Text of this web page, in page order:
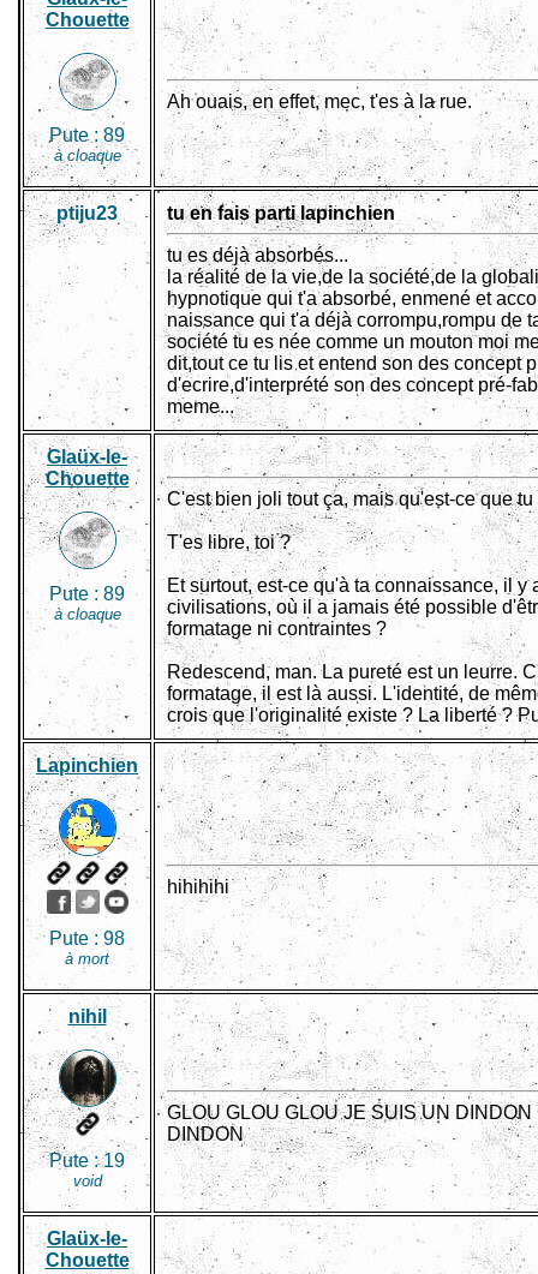
Chouette
Pute :89
à cloaque
Ah ouais, en effet, mec, t'es à la rue.
ptiju23 tu en fais parti lapinchien
tu es déjà absorbés...
la réalité de la vie,de la société,de la
hypnotique qui t'a absorbé, enmené et
naissance qui t'a déjà corrompu,rompu de
société tu es née comme un mouton moi
dit,tout ce tu lis et entend son des concept
d'ecrire,d'interprété son des concept pré-
meme...
Glaüx-le-
Chouette
Pute : 89
à cloaque
C'est bien joli tout ça, mais qu'est-ce que
T'es libre, toi ?
Et surtout, est-ce qu'à ta connaissance, il
civilisations, où il a jamais été possible
formatage ni contraintes ?
Redescend, man. La pureté est un leurre.
formatage, il est là aussi. L'identité, de
crois que l'originalité existe ? La liberté ?
Lapinchien
Pute : 98
à mort
hihihihi
nihil
Pute :19
void
GLOU GLOU GLOU JE SUIS UN
DINDON
Glaüx-le-
Chouette